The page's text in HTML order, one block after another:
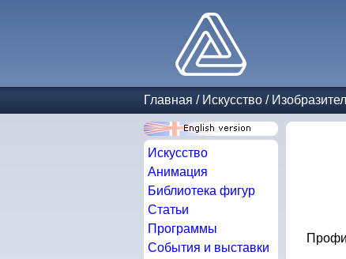
Главная / Искусство /
Искусство
Анимация
Библиотека фигур
Статьи
Программы
События и выставки